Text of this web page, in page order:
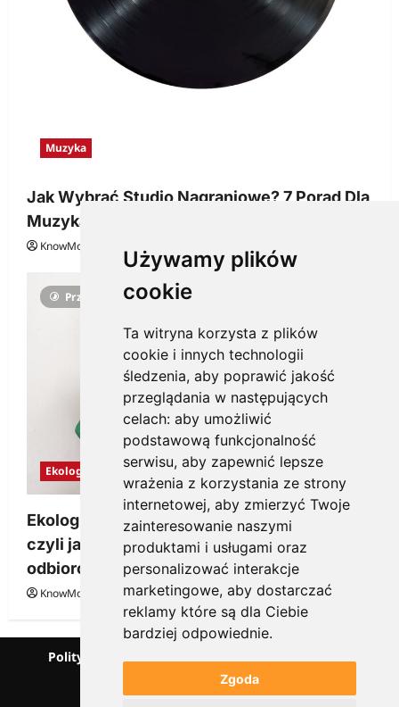
Używamy plików
cookie
Ta witryna korzysta z plików
cookie i innych technologii
śledzenia, aby poprawić jakość
przeglądania w następujących
celach: aby umożliwić
podstawową funkcjonalność
serwisu, aby zapewnić lepsze
wrażenia z korzystania ze strony
internetowej, aby zmierzyć Twoje
zainteresowanie naszymi
produktami i usługami oraz
personalizować interakcje
marketingowe, aby dostarczać
reklamy które są dla Ciebie
bardziej odpowiednie.
Zgoda
Muzyka
Jak Wybrać Studio Nagraniowe? 7 Porad Dla
Muzyka
KnowMore.pl
Przeczytano 3 minut
Ekologia
Ekologiczne gadżety reklamowe dla firmy,
czyli jak wzbudzić zainteresowanie
odbiorców
KnowMore.pl 28 grudnia, 2025 0
Polityka prywatności
Słownik marketingowy
Blog o przedsiębiorczości